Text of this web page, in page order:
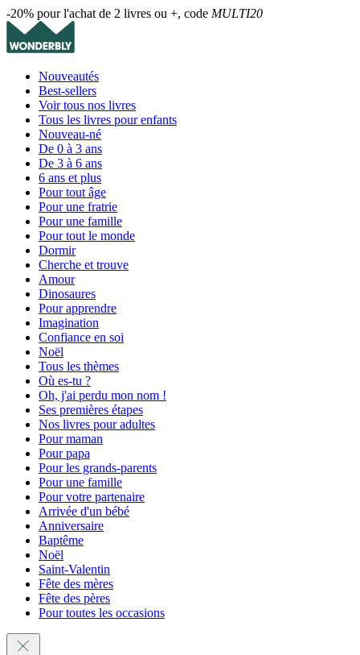
-20% pour l'achat de 2 livres ou +, code MULTI20
Nouveautés
Best-sellers
Voir tous nos livres
Tous les livres pour enfants
Nouveau-né
De 0 à 3 ans
De 3 à 6 ans
6 ans et plus
Pour tout âge
Pour une fratrie
Pour une famille
Pour tout le monde
Dormir
Cherche et trouve
Amour
Dinosaures
Pour apprendre
Imagination
Confiance en soi
Noël
Tous les thèmes
Où es-tu ?
Oh, j'ai perdu mon nom !
Ses premières étapes
Nos livres pour adultes
Pour maman
Pour papa
Pour les grands-parents
Pour une famille
Pour votre partenaire
Arrivée d'un bébé
Anniversaire
Baptême
Noël
Saint-Valentin
Fête des mères
Fête des pères
Pour toutes les occasions